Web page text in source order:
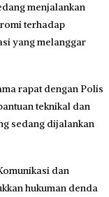
menjalankan
terhadap
yang melanggar
rapat dengan Polis
teknikal dan
sedang dijalankan
dan
hukuman denda